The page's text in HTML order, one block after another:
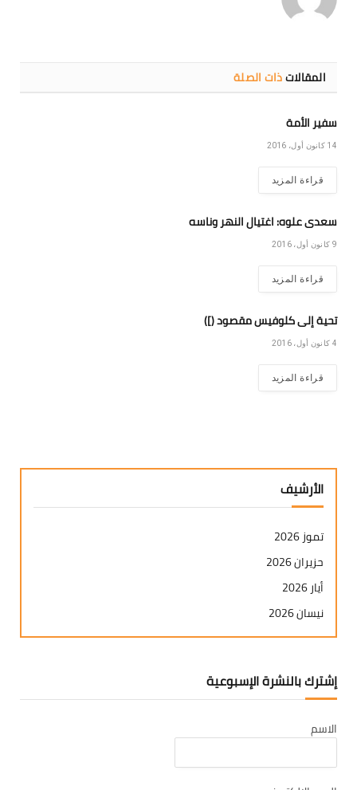
المقالاتذات الصلة
سفير الأمة
14 كانون أول، 2016
قراءة المزيد
سعدى علوه: اغتيال النهر وناسه
9 كانون أول، 2016
قراءة المزيد
تحية إلى كلوفيس مقصود (])
4 كانون أول، 2016
قراءة المزيد
الأرشيف
تموز 2026
حزيران 2026
أيار 2026
نيسان 2026
آذار 2026
كانون ثاني 2026
تشرين ثاني 2025
تشرين أول 2025
إشترك بالنشرة الإسبوعية
الاسم